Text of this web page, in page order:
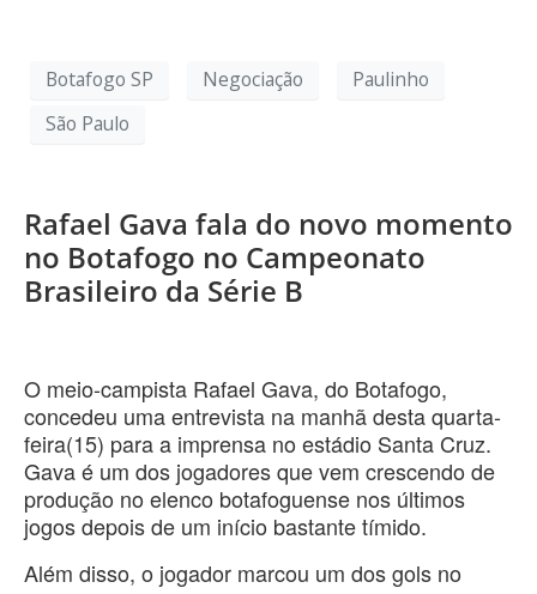
Botafogo SP Negociação
Paulinho
São Paulo
Rafael Gava fala do novo momento
no Botafogo no Campeonato
Brasileiro da Série B
O meio-campista Rafael Gava, do Botafogo,
concedeu uma entrevista na manhã desta quarta-
feira(15) para a imprensa no estádio Santa Cruz.
Gava é um dos jogadores que vem crescendo de
produção no elenco botafoguense nos últimos
jogos depois de um início bastante tímido.
Além disso, o jogador marcou um dos gols no